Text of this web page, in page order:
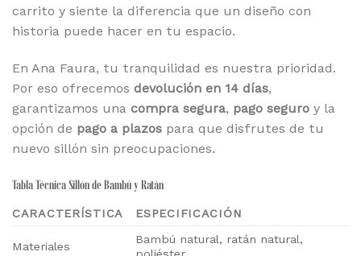
carrito y siente la diferencia que un diseño con
historia puede hacer en tu espacio.
En Ana Faura, tu tranquilidad es nuestra prioridad.
Por eso ofrecemos devolución en 14 días,
garantizamos una compra segura, pago seguro y la
opción de pago a plazos para que disfrutes de tu
nuevo sillón sin preocupaciones.
Tabla Técnica Sillón de Bambú y Ratán
CARACTERÍSTICA ESPECIFICACIÓN
Materiales
Bambú natural, ratán natural,